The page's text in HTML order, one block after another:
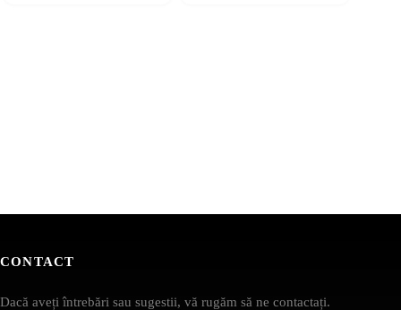
CONTACT
Dacă aveți întrebări sau sugestii, vă rugăm să ne contactați.